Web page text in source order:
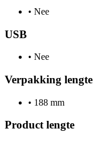
• Nee
USB
• Nee
Verpakking lengte
• 188 mm
Product lengte